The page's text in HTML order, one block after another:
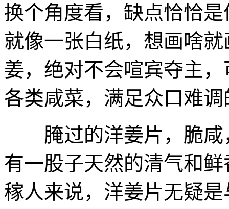
换个角度看，缺点恰恰
就像一张白纸，想画啥
姜，绝对不会喧宾夺主
各类咸菜，满足众口难
腌过的洋姜片，脆咸
有一股子天然的清气和
稼人来说，洋姜片无疑